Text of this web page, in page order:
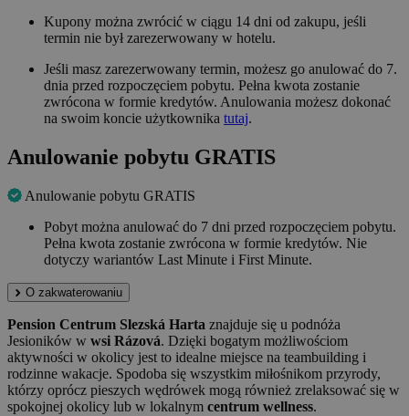
Kupony można zwrócić w ciągu 14 dni od zakupu, jeśli
termin nie był zarezerwowany w hotelu.
Jeśli masz zarezerwowany termin, możesz go anulować do 7.
dnia przed rozpoczęciem pobytu. Pełna kwota zostanie
zwrócona w formie kredytów. Anulowania możesz dokonać
na swoim koncie użytkownika tutaj.
Anulowanie pobytu GRATIS
Anulowanie pobytu GRATIS
Pobyt można anulować do 7 dni przed rozpoczęciem pobytu.
Pełna kwota zostanie zwrócona w formie kredytów. Nie
dotyczy wariantów Last Minute i First Minute.
O zakwaterowaniu
Pension Centrum Slezská Harta znajduje się u podnóża
Jesioników w wsi Rázová. Dzięki bogatym możliwościom
aktywności w okolicy jest to idealne miejsce na teambuilding i
rodzinne wakacje. Spodoba się wszystkim miłośnikom przyrody,
którzy oprócz pieszych wędrówek mogą również zrelaksować się w
spokojnej okolicy lub w lokalnym centrum wellness.